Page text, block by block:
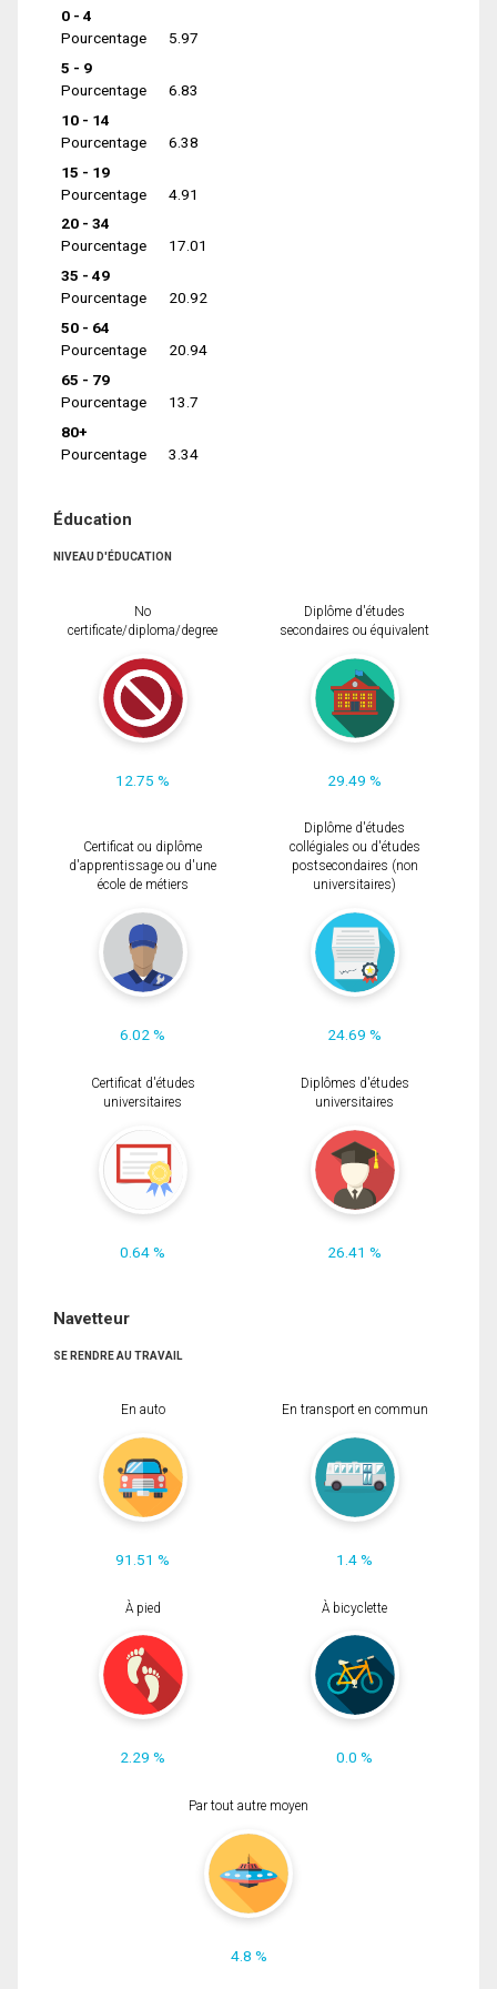
0 - 4
Pourcentage
5.97
5 - 9
Pourcentage
6.83
10 - 14
Pourcentage
6.38
15 - 19
Pourcentage
4.91
20 - 34
Pourcentage
17.01
35 - 49
Pourcentage
20.92
50 - 64
Pourcentage
20.94
65 - 79
Pourcentage
13.7
80+
Pourcentage
3.34
Éducation
NIVEAU D'ÉDUCATION
No
certificate/diploma/degree
12.75 %
Diplôme d'études
secondaires ou équivalent
29.49 %
Certificat ou diplôme
d'apprentissage ou d'une
école de métiers
6.02 %
Diplôme d'études
collégiales ou d'études
postsecondaires (non
universitaires)
24.69 %
Certificat d'études
universitaires
0.64 %
Diplômes d'études
universitaires
26.41 %
Navetteur
SE RENDRE AU TRAVAIL
En auto
91.51 %
En transport en commun
1.4 %
À pied
2.29 %
À bicyclette
0.0 %
Par tout autre moyen
4.8 %